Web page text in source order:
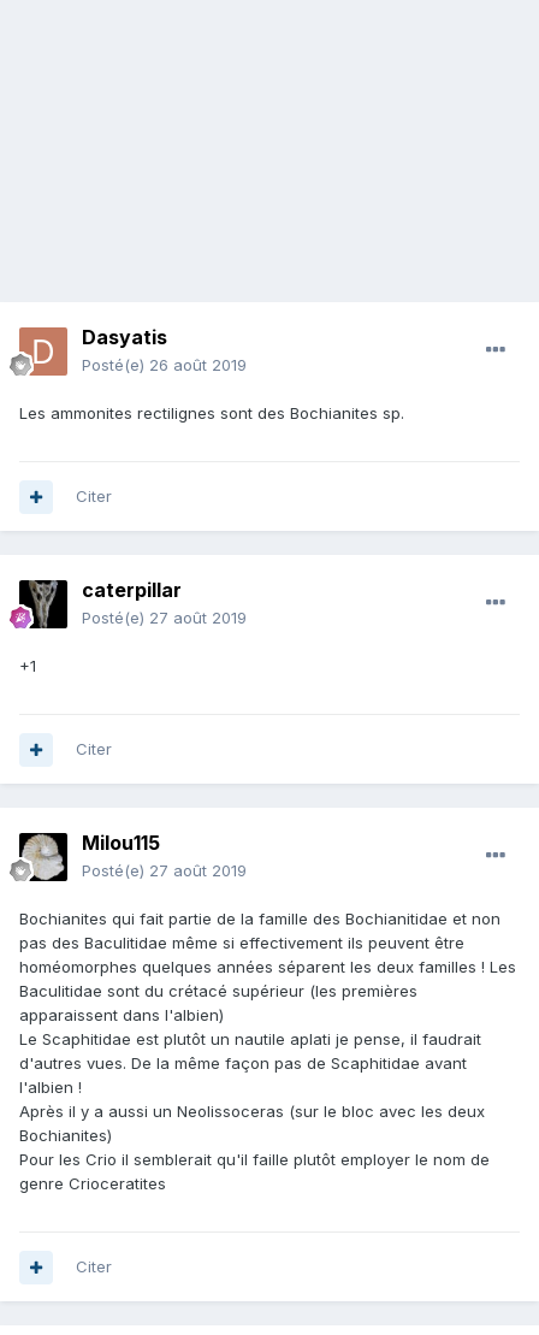
Dasyatis
Posté(e) 26 août 2019
Les ammonites rectilignes sont des Bochianites sp.
Citer
caterpillar
Posté(e) 27 août 2019
+1
Citer
Milou115
Posté(e) 27 août 2019
Bochianites qui fait partie de la famille des Bochianitidae et non
pas des Baculitidae même si effectivement ils peuvent être
homéomorphes quelques années séparent les deux familles ! Les
Baculitidae sont du crétacé supérieur (les premières
apparaissent dans l'albien)
Le Scaphitidae est plutôt un nautile aplati je pense, il faudrait
d'autres vues. De la même façon pas de Scaphitidae avant
l'albien !
Après il y a aussi un Neolissoceras (sur le bloc avec les deux
Bochianites)
Pour les Crio il semblerait qu'il faille plutôt employer le nom de
genre Crioceratites
Citer